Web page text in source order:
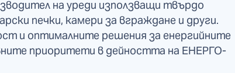
на уреди използващи твърдо
печки, камери за вграждане и други.
и оптималните решения за енергийните
приоритети в дейността на ЕНЕРГО-